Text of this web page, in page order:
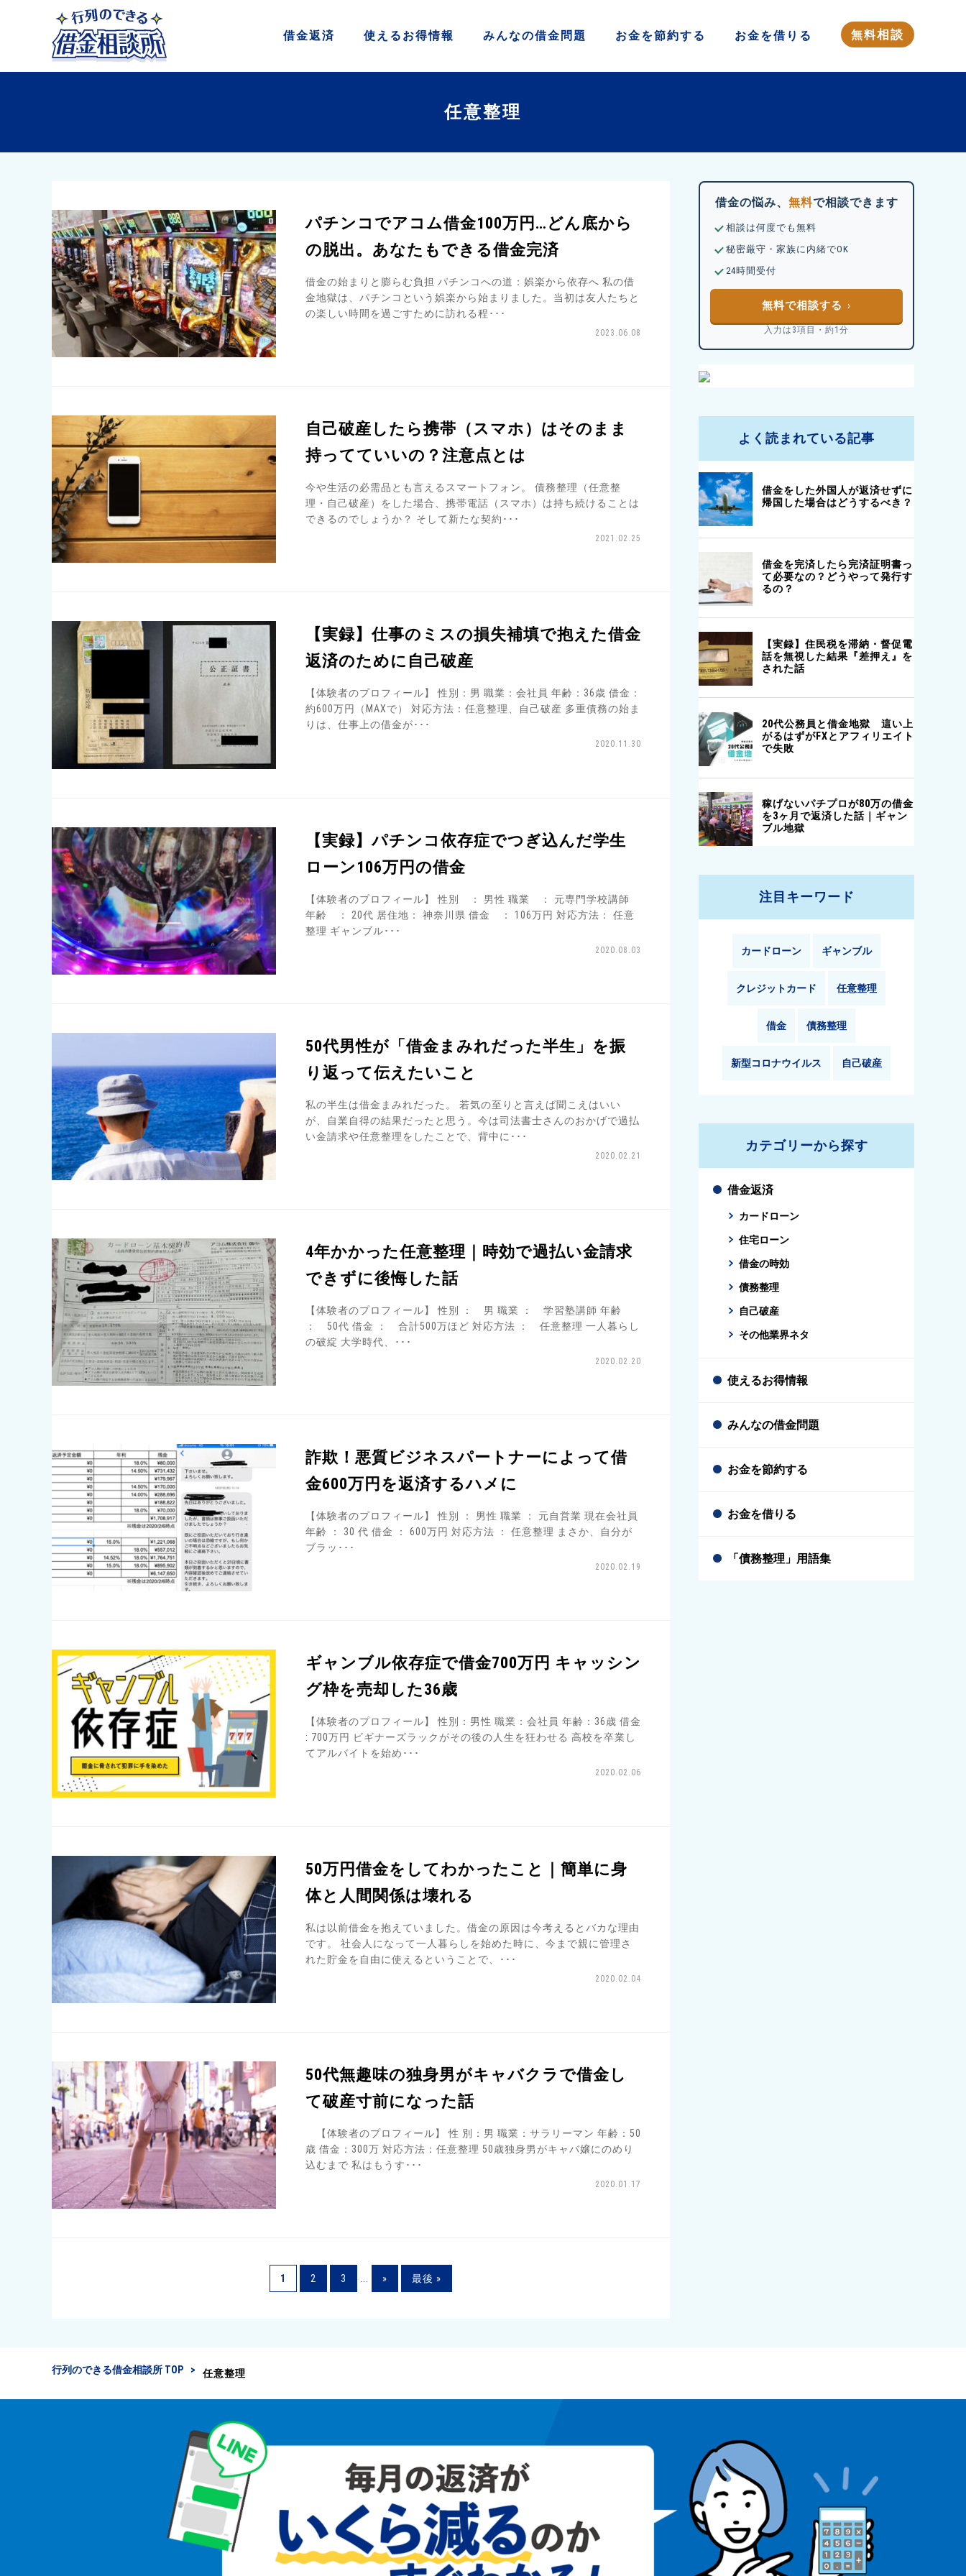
借金返済 使える お得情報 みんなの借金問題 お金を節約する お金を借りる 無料相談
任意整理
パチンコでアコム借金100万円…どん底から
の脱出。あなたもできる借金完済
借金の始まりと膨らむ負担 パチンコへの道：娯楽から依存へ 私の借
金地獄は、パチンコという娯楽から始まりました。当初は友人たちと
の楽しい時間を過ごすために訪れる程･･･
2023.06.08
自己破産したら携帯（スマホ）はそのまま
持ってていいの？注意点とは
今や生活の必需品とも言えるスマートフォン。 債務整理（任意整
理・自己破産）をした場合、携帯電話（スマホ）は持ち続けることは
できるのでしょうか？ そして新たな契約･･･
2021.02.25
【実録】仕事のミスの損失補填で抱えた借金
返済のために自己破産
【体験者のプロフィール】 性別：男 職業：会社員 年齢：36歳 借金：
約600万円（MAXで） 対応方法：任意整理、自己破産 多重債務の始ま
りは、仕事上の借金が･･･
2020.11.30
【実録】パチンコ依存症でつぎ込んだ学生
ローン106万円の借金
【体験者のプロフィール】 性別 ： 男性 職業 ： 元専門学校講師
年齢 ： 20代 居住地： 神奈川県 借金 ： 106万円 対応方法： 任意
整理 ギャンブル･･･
2020.08.03
50代男性が「借金まみれだった半生」を振
り返って伝えたいこと
私の半生は借金まみれだった。 若気の至りと言えば聞こえはいい
が、自業自得の結果だったと思う。今は司法書士さんのおかげで過払
い金請求や任意整理をしたことで、背中に･･･
2020.02.21
4年かかった任意整理｜時効で過払い金請求
できずに後悔した話
【体験者のプロフィール】 性別 ： 男 職業 ： 学習塾講師 年齢
： 50代 借金 ： 合計500万ほど 対応方法 ： 任意整理 一人暮らし
の破綻 大学時代、･･･
2020.02.20
詐欺！悪質ビジネスパートナーによって借
金600万円を返済するハメに
【体験者のプロフィール】 性別 ： 男性 職業 ： 元自営業 現在会社員
年齢 ： 30 代 借金 ： 600万円 対応方法 ： 任意整理 まさか、自分が
ブラッ･･･
2020.02.19
ギャンブル依存症で借金700万円 キャッシン
グ枠を売却した36歳
【体験者のプロフィール】 性別：男性 職業：会社員 年齢：36歳 借金
: 700万円 ビギナーズラックがその後の人生を狂わせる 高校を卒業し
てアルバイトを始め･･･
2020.02.06
50万円借金をしてわかったこと｜簡単に身
体と人間関係は壊れる
私は以前借金を抱えていました。借金の原因は今考えるとバカな理由
です。 社会人になって一人暮らしを始めた時に、今まで親に管理さ
れた貯金を自由に使えるということで、･･･
2020.02.04
50代無趣味の独身男がキャバクラで借金し
て破産寸前になった話
【体験者のプロフィール】 性 別：男 職業：サラリーマン 年齢：50
歳 借金：300万 対応方法：任意整理 50歳独身男がキャバ嬢にのめり
込むまで 私はもうす･･･
2020.01.17
1 2 3 » 最後 »
借金の悩み、 無料で相談できます
相談は何度でも無料
秘密厳守・家族に内緒でOK
24時間受付
無料で相談する
入力は3項目・約1分
よく読まれている記事
注目キーワード
カードローン ギャンブル
クレジットカード 任意整理
借金 債務整理
新型コロナウイルス 自己破産
カテゴリーから探す
借金返済
カードローン
住宅ローン
借金の時効
債務整理
自己破産
その他業界ネタ
使えるお得情報
みんなの借金問題
お金を節約する
お金を借りる
「債務整理」用語集
行列のできる借金相談所 TOP 任意整理